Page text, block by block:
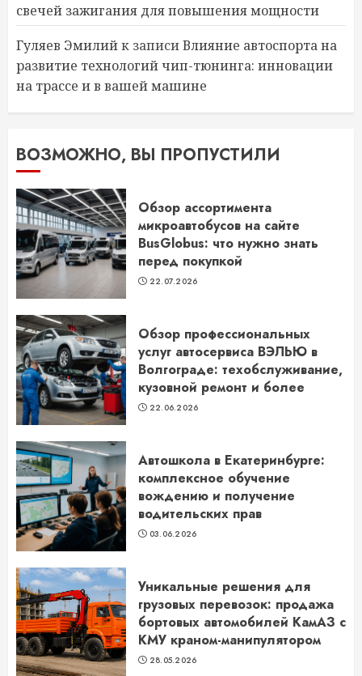
свечей зажигания для повышения мощности
Гуляев Эмилийк записиВлияние автоспорта на
развитие технологий чип-тюнинга: инновации
на трассе и в вашей машине
ВОЗМОЖНО, ВЫ ПРОПУСТИЛИ
Обзор ассортимента
микроавтобусов на сайте
BusGlobus: что нужно знать
перед покупкой
22.07.2026
Обзор профессиональных
услуг автосервиса ВЭЛЬЮ в
Волгограде: техобслуживание,
кузовной ремонт и более
22.06.2026
Автошкола в Екатеринбурге:
комплексное обучение
вождению и получение
водительских прав
03.06.2026
Уникальные решения для
грузовых перевозок: продажа
бортовых автомобилей КамАЗ с
КМУ краном-манипулятором
28.05.2026